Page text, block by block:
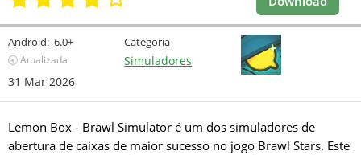
Android: 6.0+
🕣 Atualizada
31 Mar 2026
Categoria
Simuladores
Lemon Box - Brawl Simulator é um dos simuladores de
abertura de caixas de maior sucesso no jogo Brawl Stars. Este